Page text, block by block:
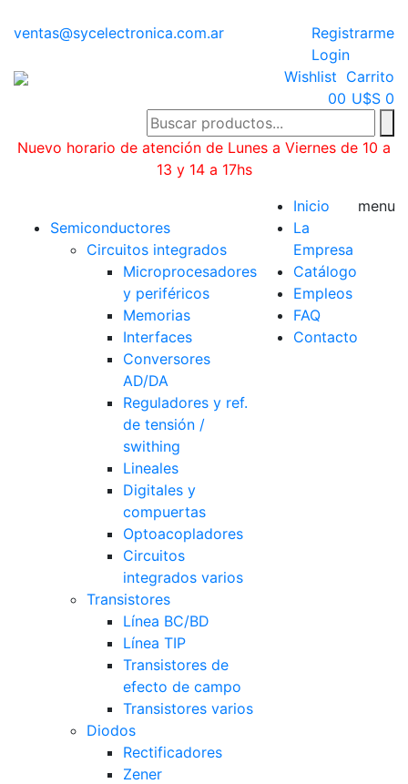
ventas@sycelectronica.com.ar
Registrarme
Login
Wishlist
00
Carrito
U$S 0
Nuevo horario de atención de Lunes a Viernes de 10 a
13 y 14 a 17hs
Semiconductores
Circuitos integrados
Microprocesadores
y periféricos
Memorias
Interfaces
Conversores
AD/DA
Reguladores y ref.
de tensión /
swithing
Lineales
Digitales y
compuertas
Optoacopladores
Circuitos
integrados varios
Transistores
Línea BC/BD
Línea TIP
Transistores de
efecto de campo
Transistores varios
Diodos
Rectificadores
Zener
Inicio
La
Empresa
Catálogo
Empleos
FAQ
Contacto
menu